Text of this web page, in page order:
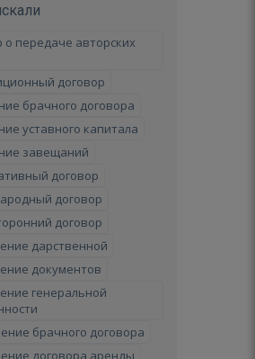
о передаче авторских
договор
брачного договора
уставного капитала
завещаний
договор
договор
договор
дарственной
документов
генеральной
брачного договора
договора аренды